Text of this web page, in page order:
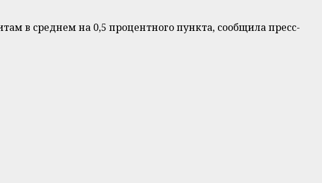
в среднем на 0,5 процентного пункта, сообщила пресс-